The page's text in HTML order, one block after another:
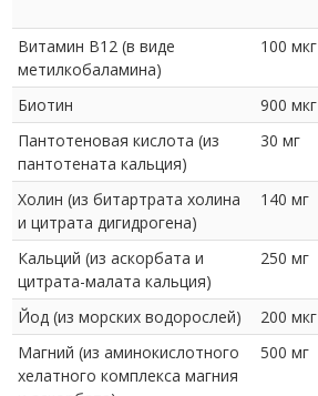
Витамин B12 (в виде
метилкобаламина)
100 мкг
Биотин 900 мкг
Пантотеновая кислота (из
пантотената кальция)
30 мг
Холин (из битартрата холина
и цитрата дигидрогена)
140 мг
Кальций (из аскорбата и
цитрата-малата кальция)
250 мг
Йод (из морских водорослей) 200 мкг
Магний (из аминокислотного
хелатного комплекса магния
500 мг